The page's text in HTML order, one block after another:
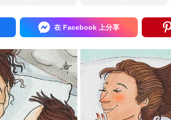
在 Facebook 上分享